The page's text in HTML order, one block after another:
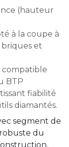
(hauteur
à la coupe à
briques et
compatible
BTP
fiabilité
diamantés.
segment de
du